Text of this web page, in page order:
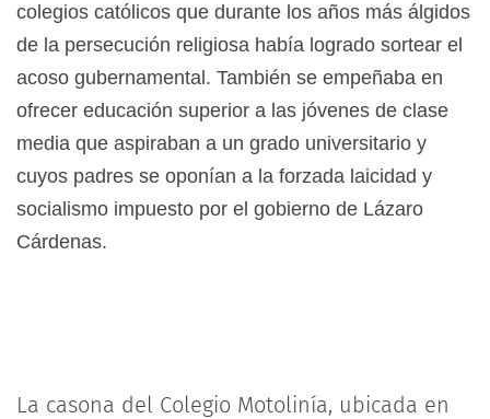
colegios católicos que durante los años más álgidos
de la persecución religiosa había logrado sortear el
acoso gubernamental. También se empeñaba en
ofrecer educación superior a las jóvenes de clase
media que aspiraban a un grado universitario y
cuyos padres se oponían a la forzada laicidad y
socialismo impuesto por el gobierno de Lázaro
Cárdenas.
La casona del Colegio Motolinía, ubicada en